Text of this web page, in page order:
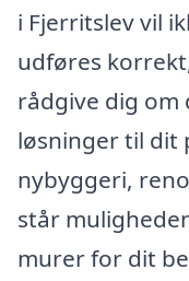
i Fjerritslev vil
udføres
rådgive dig om
løsninger til dit
nybyggeri,
står
murer for dit